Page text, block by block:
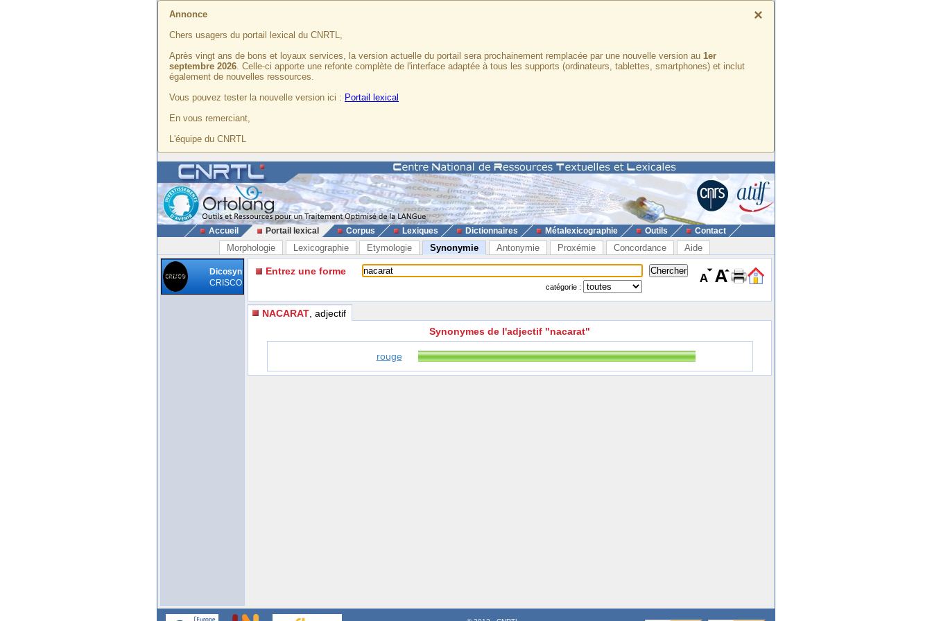
×
Annonce
Chers usagers du portail lexical du CNRTL,
Après vingt ans de bons et loyaux services, la version actuelle du portail sera prochainement remplacée par une nouvelle version au 1er
septembre 2026. Celle-ci apporte une refonte complète de l'interface adaptée à tous les supports (ordinateurs, tablettes, smartphones) et inclut
également de nouvelles ressources.
Vous pouvez tester la nouvelle version ici : Portail lexical
En vous remerciant,
L'équipe du CNRTL
Accueil Portail lexical Corpus Lexiques Dictionnaires Métalexicographie Outils Contact
Morphologie Lexicographie Etymologie Synonymie Antonymie Proxémie Concordance Aide
Dicosyn
CRISCO
Entrez une forme
catégorie :
NACARAT , adjectif
Synonymes de l'adjectif "nacarat"
rouge